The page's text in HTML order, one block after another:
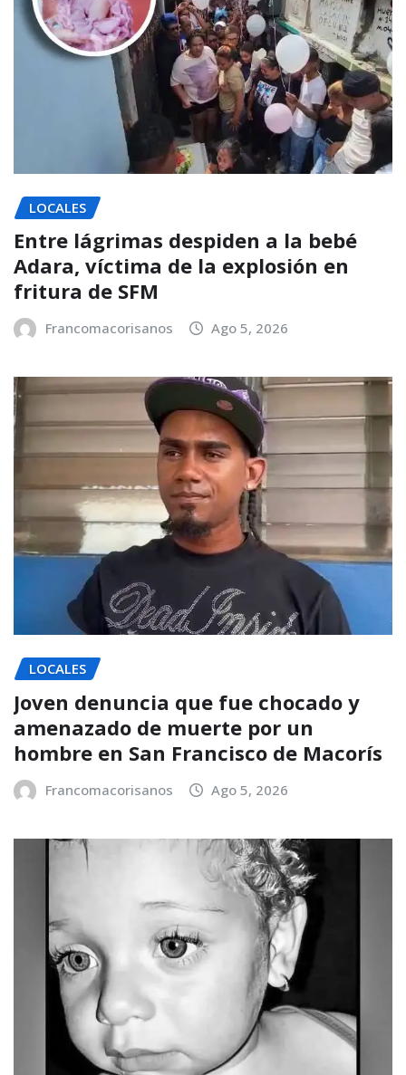
LOCALES
Entre lágrimas despiden a la bebé
Adara, víctima de la explosión en
fritura de SFM
Francomacorisanos Ago 5, 2026
LOCALES
Joven denuncia que fue chocado y
amenazado de muerte por un
hombre en San Francisco de Macorís
Francomacorisanos Ago 5, 2026